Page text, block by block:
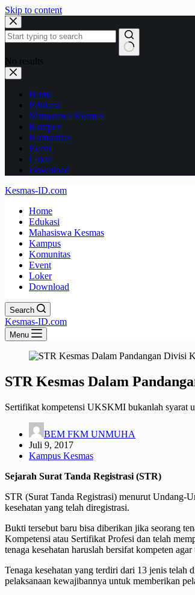
Skip to content
No results
Home
Edukasi
Mahasiswa Kesmas
Kampus
Komunitas
Event
Loker
Download
Kesmas-ID.com
Home
Edukasi
Mahasiswa Kesmas
Kampus
Komunitas
Event
Loker
Download
Search
Kesmas-ID.com
Menu
STR Kesmas Dalam
Sertifikat kompetensi UKSKMI bukanlah syarat
BEM FKM UNMUHA
Juli 9, 2017
Kampus Kesmas
Sejarah Surat Tanda Registrasi (STR)
STR (Surat Tanda Registrasi) menurut Undang-
kesehatan yang telah diregistrasi.
Bukti tersebut baru bisa diberikan jika seorang
Kompetensi atau Sertifikat Profesi dan telah
tenaga kesehatan haruslah bersifat kompeten
Tenaga kesehatan yang terdiri dari 13 jenis telah
pelaksanaan kewajibannya untuk memberikan